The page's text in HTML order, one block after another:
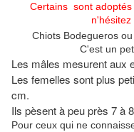
Certains sont adoptés
Chiots Bodegueros ou
C'est un
Les mâles mesurent aux
Les femelles sont plus
cm.
Ils pèsent à peu près 7 à
Pour ceux qui ne